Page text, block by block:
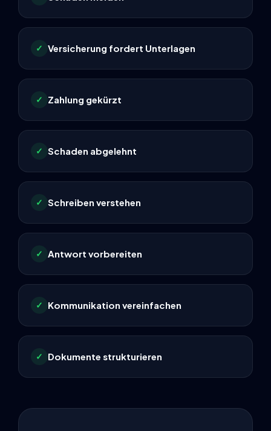
✓ Versicherung fordert Unterlagen
✓ Zahlung gekürzt
✓ Schaden abgelehnt
✓ Schreiben verstehen
✓ Antwort vorbereiten
✓ Kommunikation vereinfachen
✓ Dokumente strukturieren